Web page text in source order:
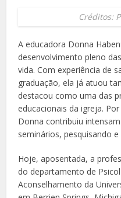
Créditos:
A educadora Donna
desenvolvimento pleno
vida. Com experiência de
graduação, ela já atuou
destacou como uma das
educacionais da igreja.
Donna contribuiu
seminários, pesquisando
Hoje, aposentada, a
do departamento de
Aconselhamento da